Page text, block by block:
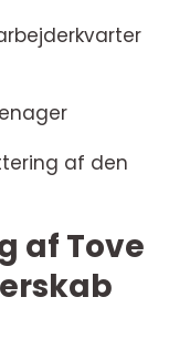
af den
af Tove